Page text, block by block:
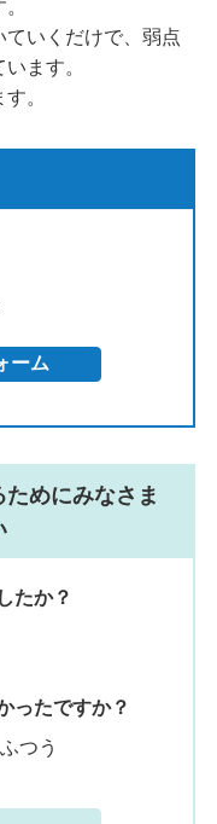
いくだけで、弱点
ます。
。
めにみなさま
たか？
ったですか？
つう